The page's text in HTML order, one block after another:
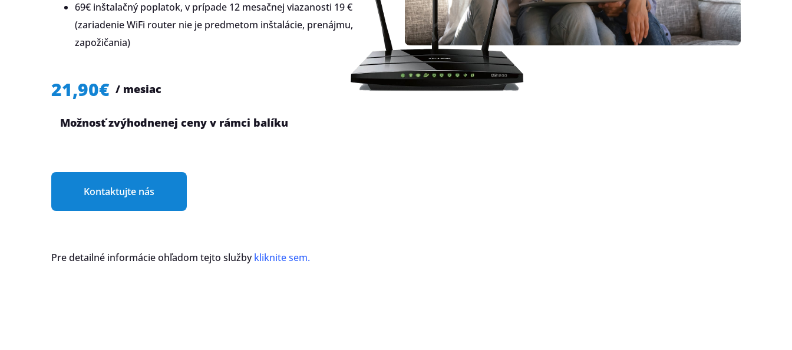
69€ inštalačný poplatok, v prípade 12 mesačnej viazanosti 19 €
(zariadenie WiFi router nie je predmetom inštalácie, prenájmu,
zapožičania)
21,90€ / mesiac
Možnosť zvýhodnenej ceny v rámci balíku
Kontaktujte nás
Pre detailné informácie ohľadom tejto služby kliknite sem.